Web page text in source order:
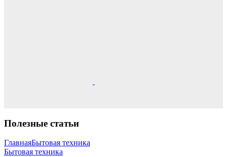
Полезные статьи
ГлавнаяБытовая техника
Бытовая техника